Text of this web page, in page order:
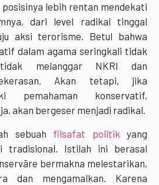
lebih rentan mendekati
dari level radikal tinggal
aksi terorisme. Betul bahwa
dalam agama seringkali tidak
melanggar NKRI dan
Akan tetapi, jika
pemahaman konservatif,
akan bergeser menjadi radikal.
sebuah filsafat politik yang
tradisional. Istilah ini berasal
bermakna melestarikan,
dan mengamalkan. Karena